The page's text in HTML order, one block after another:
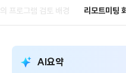
프로그램 검토 배경 리모트미팅
AI요약